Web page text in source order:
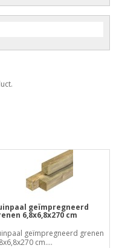
geïmpregneerd
6,8x6,8x270 cm
geïmpregneerd grenen
cm....